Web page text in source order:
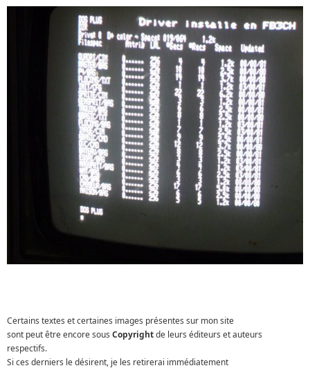
Certains textes et certaines images présentes sur mon site
sont peut être encore sous Copyrightde leurs éditeurs et auteurs
respectifs.
Si ces derniers le désirent, je les retirerai immédiatement